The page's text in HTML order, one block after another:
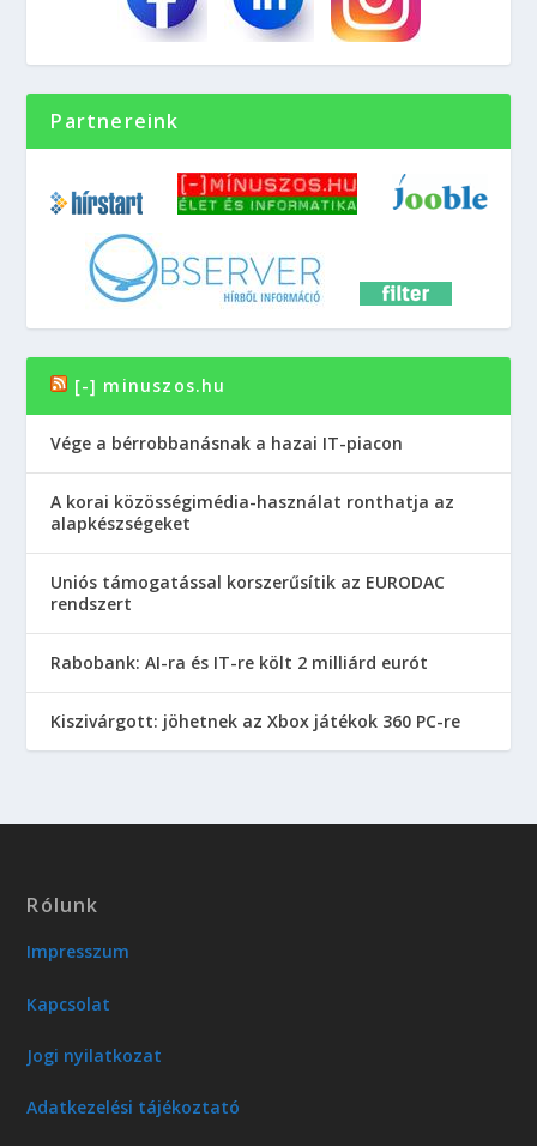
Partnereink
[-] minuszos.hu
Vége a bérrobbanásnak a hazai IT-piacon
A korai közösségimédia-használat ronthatja az
alapkészségeket
Uniós támogatással korszerűsítik az EURODAC
rendszert
Rabobank: AI-ra és IT-re költ 2 milliárd eurót
Kiszivárgott: jöhetnek az Xbox játékok 360 PC-re
Rólunk
Impresszum
Kapcsolat
Jogi nyilatkozat
Adatkezelési tájékoztató